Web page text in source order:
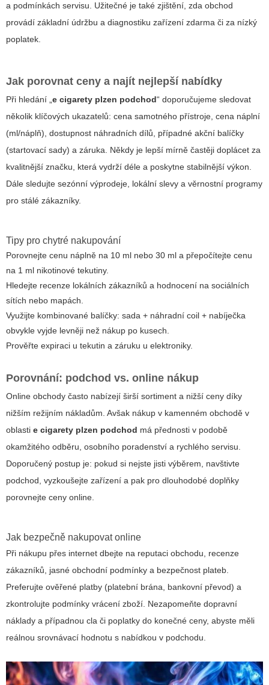
a podmínkách servisu. Užitečné je také zjištění, zda obchod
provádí základní údržbu a diagnostiku zařízení zdarma či za nízký
poplatek.
Jak porovnat ceny a najít nejlepší nabídky
Při hledání „e cigarety plzen podchod“ doporučujeme sledovat
několik klíčových ukazatelů: cena samotného přístroje, cena náplní
(ml/náplň), dostupnost náhradních dílů, případné akční balíčky
(startovací sady) a záruka. Někdy je lepší mírně častěji doplácet za
kvalitnější značku, která vydrží déle a poskytne stabilnější výkon.
Dále sledujte sezónní výprodeje, lokální slevy a věrnostní programy
pro stálé zákazníky.
Tipy pro chytré nakupování
Porovnejte cenu náplně na 10 ml nebo 30 ml a přepočítejte cenu
na 1 ml nikotinové tekutiny.
Hledejte recenze lokálních zákazníků a hodnocení na sociálních
sítích nebo mapách.
Využijte kombinované balíčky: sada + náhradní coil + nabíječka
obvykle vyjde levněji než nákup po kusech.
Prověřte expiraci u tekutin a záruku u elektroniky.
Porovnání: podchod vs. online nákup
Online obchody často nabízejí širší sortiment a nižší ceny díky
nižším režijním nákladům. Avšak nákup v kamenném obchodě v
oblasti e cigarety plzen podchod má přednosti v podobě
okamžitého odběru, osobního poradenství a rychlého servisu.
Doporučený postup je: pokud si nejste jisti výběrem, navštivte
podchod, vyzkoušejte zařízení a pak pro dlouhodobé doplňky
porovnejte ceny online.
Jak bezpečně nakupovat online
Při nákupu přes internet dbejte na reputaci obchodu, recenze
zákazníků, jasné obchodní podmínky a bezpečnost plateb.
Preferujte ověřené platby (platební brána, bankovní převod) a
zkontrolujte podmínky vrácení zboží. Nezapomeňte dopravní
náklady a případnou cla či poplatky do konečné ceny, abyste měli
reálnou srovnávací hodnotu s nabídkou v podchodu.